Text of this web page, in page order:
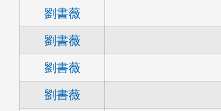
劉書薇
劉書薇
劉書薇
劉書薇